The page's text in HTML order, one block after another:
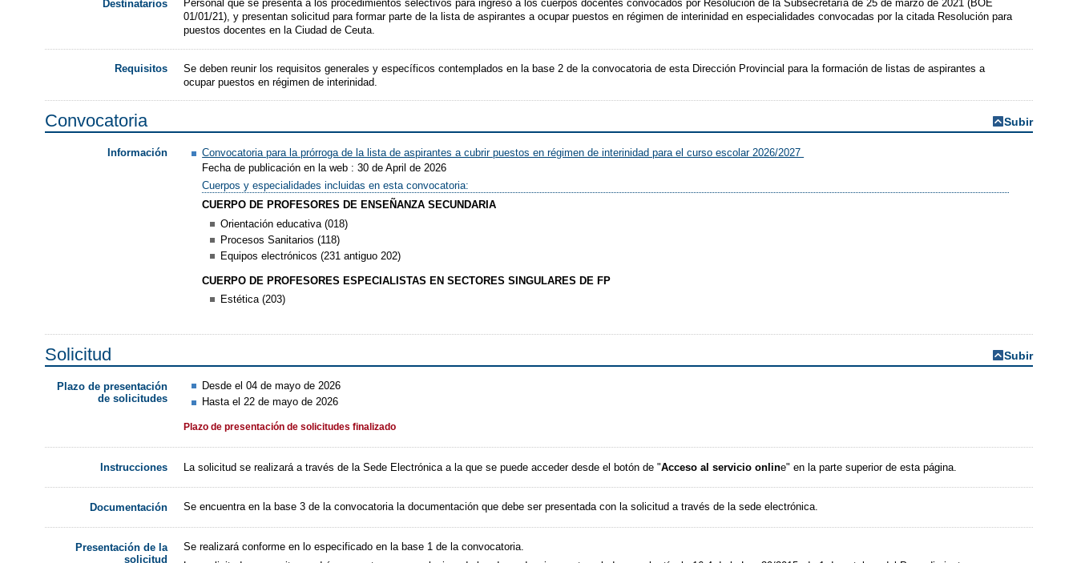
Destinatarios
Personal que se presenta a los procedimientos selectivos para ingreso a los cuerpos docentes convocados por Resolución de la Subsecretaría de 25 de marzo de 2021 (BOE
01/01/21), y presentan solicitud para formar parte de la lista de aspirantes a ocupar puestos en régimen de interinidad en especialidades convocadas por la citada Resolución para
puestos docentes en la Ciudad de Ceuta.
Requisitos
Se deben reunir los requisitos generales y específicos contemplados en la base 2 de la convocatoria de esta Dirección Provincial para la formación de listas de aspirantes a
ocupar puestos en régimen de interinidad.
Convocatoria Subir
Información
Convocatoria para la prórroga de la lista de aspirantes a cubrir puestos en régimen de interinidad para el curso escolar 2026/2027
Fecha de publicación en la web : 30 de April de 2026
Cuerpos y especialidades incluidas en esta convocatoria:
CUERPO DE PROFESORES DE ENSEÑANZA SECUNDARIA
Orientación educativa (018)
Procesos Sanitarios (118)
Equipos electrónicos (231 antiguo 202)
CUERPO DE PROFESORES ESPECIALISTAS EN SECTORES SINGULARES DE FP
Estética (203)
Solicitud Subir
Plazo de presentación
de solicitudes
Desde el 04 de mayo de 2026
Hasta el 22 de mayo de 2026
Plazo de presentación de solicitudes finalizado
Instrucciones La solicitud se realizará a través de la Sede Electrónica a la que se puede acceder desde el botón de "Acceso al servicio online" en la parte superior de esta página.
Documentación Se encuentra en la base 3 de la convocatoria la documentación que debe ser presentada con la solicitud a través de la sede electrónica.
Presentación de la
solicitud
Se realizará conforme en lo especificado en la base 1 de la convocatoria.